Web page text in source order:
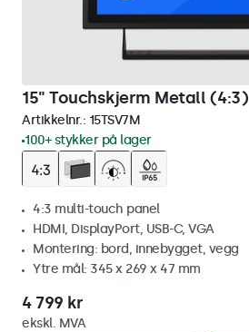
15" Touchskjerm Metall (4:3)
Artikkelnr.: 15TSV7M
100+ stykker på lager
4:3 multi-touch panel
HDMI, DisplayPort, USB-C, VGA
Montering: bord, innebygget, vegg
Ytre mål: 345 x 269 x 47 mm
4 799 kr
ekskl. MVA